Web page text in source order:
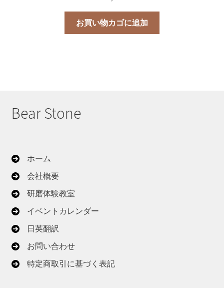
お買い物カゴに追加
Bear Stone
ホーム
会社概要
研磨体験教室
イベントカレンダー
日英翻訳
お問い合わせ
特定商取引に基づく表記